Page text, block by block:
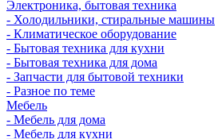
Электроника, бытовая техника
- Холодильники, стиральные машины
- Климатическое оборудование
- Бытовая техника для кухни
- Бытовая техника для дома
- Запчасти для бытовой техники
- Разное по теме
Мебель
- Мебель для дома
- Мебель для кухни